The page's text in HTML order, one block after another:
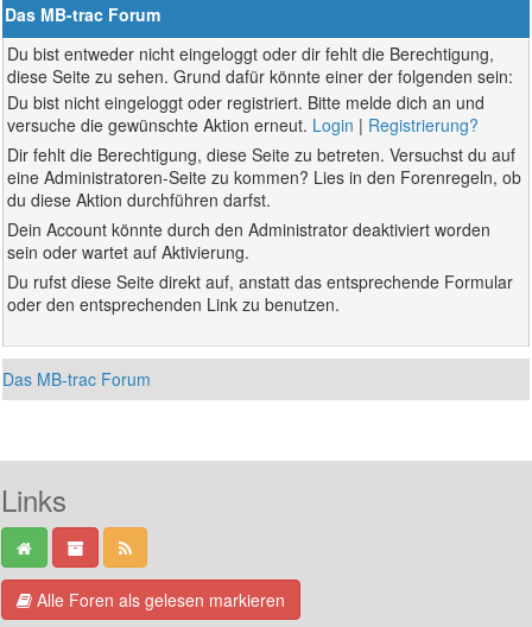
Das MB-trac Forum
Du bist entweder nicht eingeloggt oder dir fehlt die Berechtigung,
diese Seite zu sehen. Grund dafür könnte einer der folgenden sein:
Du bist nicht eingeloggt oder registriert. Bitte melde dich an und
versuche die gewünschte Aktion erneut. Login | Registrierung?
Dir fehlt die Berechtigung, diese Seite zu betreten. Versuchst du auf
eine Administratoren-Seite zu kommen? Lies in den Forenregeln, ob
du diese Aktion durchführen darfst.
Dein Account könnte durch den Administrator deaktiviert worden
sein oder wartet auf Aktivierung.
Du rufst diese Seite direkt auf, anstatt das entsprechende Formular
oder den entsprechenden Link zu benutzen.
Das MB-trac Forum
Links
Alle Foren als gelesen markieren